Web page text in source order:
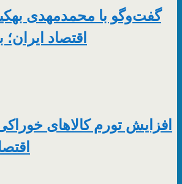
گفت‌وگو با محمدمهدی
اقتصاد
افزایش تورم کالاهای